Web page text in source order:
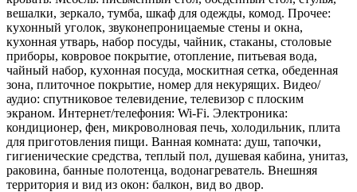
вешалки, зеркало, тумба, шкаф для одежды, комод. Прочее:
кухонный уголок, звуконепроницаемые стены и окна,
кухонная утварь, набор посуды, чайник, стаканы, столовые
приборы, ковровое покрытие, отопление, питьевая вода,
чайный набор, кухонная посуда, москитная сетка, обеденная
зона, плиточное покрытие, номер для некурящих. Видео/
аудио: спутниковое телевидение, телевизор с плоским
экраном. Интернет/телефония: Wi-Fi. Электроника:
кондиционер, фен, микроволновая печь, холодильник, плита
для приготовления пищи. Ванная комната: душ, тапочки,
гигиенические средства, теплый пол, душевая кабина, унитаз,
раковина, банные полотенца, водонагреватель. Внешняя
территория и вид из окон: балкон, вид во двор.